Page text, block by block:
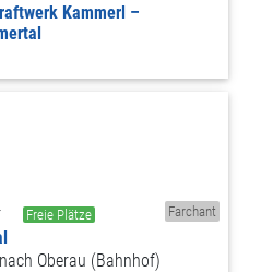
Kammerl –
Freie Plätze Farchant
Oberau (Bahnhof)